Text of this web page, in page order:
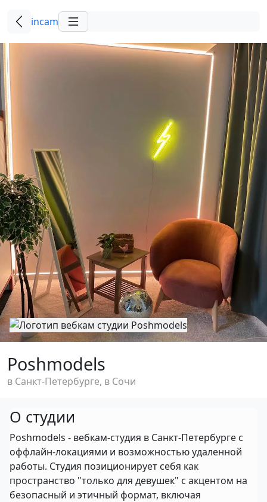
incam
Poshmodels
в Санкт-Петербурге, в Сочи
О студии
Poshmodels - вебкам-студия в Санкт-Петербурге с
оффлайн-локациями и возможностью удаленной
работы. Студия позиционирует себя как
пространство "только для девушек" с акцентом на
безопасный и этичный формат, включая